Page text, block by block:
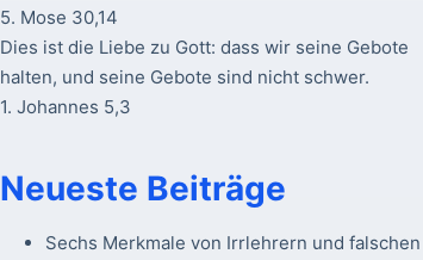
5. Mose 30,14
Dies ist die Liebe zu Gott: dass wir seine Gebote
halten, und seine Gebote sind nicht schwer.
1. Johannes 5,3
Neueste Beiträge
Sechs Merkmale von Irrlehrern und falschen